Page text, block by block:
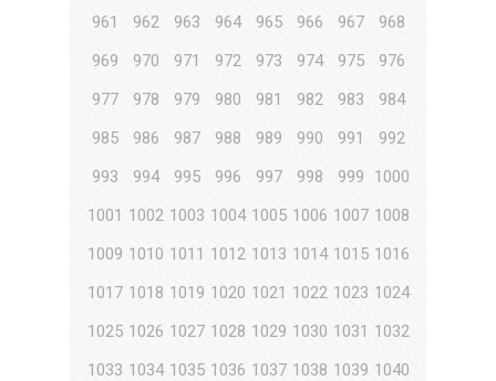
961
962 963 964 965 966 967
968
969
970 971 972 973 974 975
976
977
978 979 980 981 982 983
984
985
986 987 988 989 990 991
992
993
994 995 996 997 998 999
1000
1001 1002 1003 1004 1005 1006 1007 1008
1009 1010 1011 1012 1013 1014 1015 1016
1017 1018 1019 1020 1021 1022 1023 1024
1025 1026 1027 1028 1029 1030 1031 1032
1033 1034 1035 1036 1037 1038 1039 1040